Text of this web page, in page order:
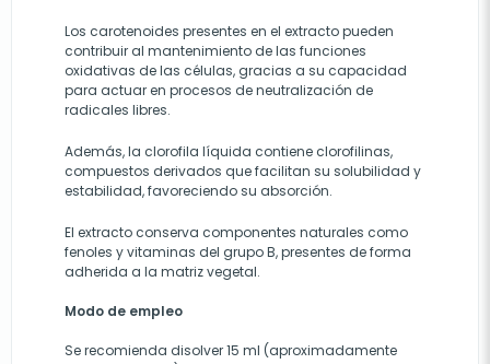
Los carotenoides presentes en el extracto pueden
contribuir al mantenimiento de las funciones
oxidativas de las células, gracias a su capacidad
para actuar en procesos de neutralización de
radicales libres.
Además, la clorofila líquida contiene clorofilinas,
compuestos derivados que facilitan su solubilidad y
estabilidad, favoreciendo su absorción.
El extracto conserva componentes naturales como
fenoles y vitaminas del grupo B, presentes de forma
adherida a la matriz vegetal.
Modo de empleo
Se recomienda disolver 15 ml (aproximadamente